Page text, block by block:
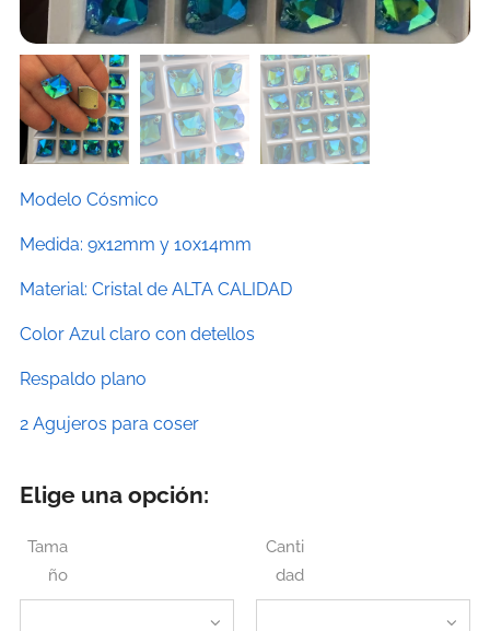
Modelo Cósmico
Medida: 9x12mm y 10x14mm
Material: Cristal de ALTA CALIDAD
Color Azul claro con detellos
Respaldo plano
2 Agujeros para coser
Elige una opción:
Tama
ño
Canti
dad